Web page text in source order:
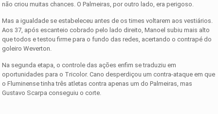
não criou muitas chances. O Palmeiras, por outro lado, era perigoso.
Mas a igualdade se estabeleceu antes de os times voltarem aos vestiários.
Aos 37, após escanteio cobrado pelo lado direito, Manoel subiu mais alto
que todos e testou firme para o fundo das redes, acertando o contrapé do
goleiro Weverton.
Na segunda etapa, o controle das ações enfim se traduziu em
oportunidades para o Tricolor. Cano desperdiçou um contra-ataque em que
o Fluminense tinha três atletas contra apenas um do Palmeiras, mas
Gustavo Scarpa conseguiu o corte.